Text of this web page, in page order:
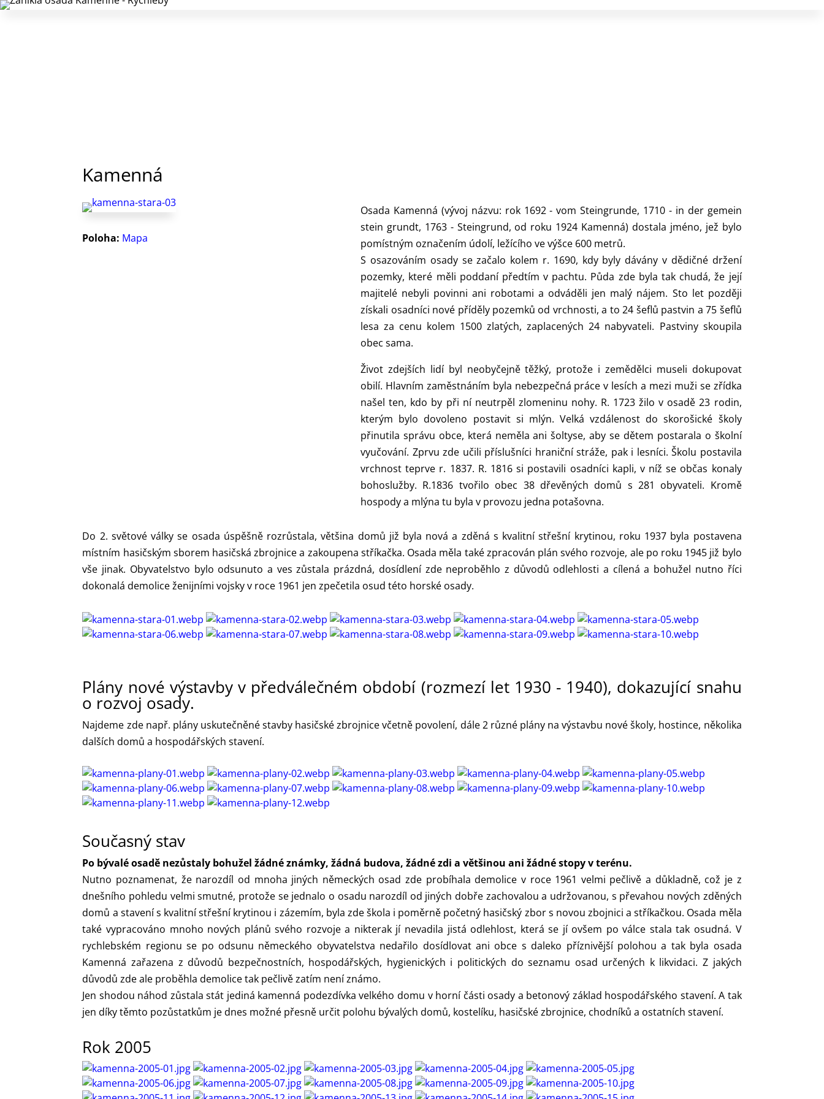
Kamenná
Poloha: Mapa
Osada Kamenná (vývoj názvu: rok 1692 - vom Steingrunde, 1710 - in der gemein
stein grundt, 1763 - Steingrund, od roku 1924 Kamenná) dostala jméno, jež bylo
pomístným označením údolí, ležícího ve výšce 600 metrů.
S osazováním osady se začalo kolem r. 1690, kdy byly dávány v dědičné držení
pozemky, které měli poddaní předtím v pachtu. Půda zde byla tak chudá, že její
majitelé nebyli povinni ani robotami a odváděli jen malý nájem. Sto let později
získali osadníci nové příděly pozemků od vrchnosti, a to 24 šeflů pastvin a 75 šeflů
lesa za cenu kolem 1500 zlatých, zaplacených 24 nabyvateli. Pastviny skoupila
obec sama.
Život zdejších lidí byl neobyčejně těžký, protože i zemědělci museli dokupovat
obilí. Hlavním zaměstnáním byla nebezpečná práce v lesích a mezi muži se zřídka
našel ten, kdo by při ní neutrpěl zlomeninu nohy. R. 1723 žilo v osadě 23 rodin,
kterým bylo dovoleno postavit si mlýn. Velká vzdálenost do skorošické školy
přinutila správu obce, která neměla ani šoltyse, aby se dětem postarala o školní
vyučování. Zprvu zde učili příslušníci hraniční stráže, pak i lesníci. Školu postavila
vrchnost teprve r. 1837. R. 1816 si postavili osadníci kapli, v níž se občas konaly
bohoslužby. R.1836 tvořilo obec 38 dřevěných domů s 281 obyvateli. Kromě
hospody a mlýna tu byla v provozu jedna potašovna.
Do 2. světové války se osada úspěšně rozrůstala, většina domů již byla nová a zděná s kvalitní střešní krytinou, roku 1937 byla postavena
místním hasičským sborem hasičská zbrojnice a zakoupena stříkačka. Osada měla také zpracován plán svého rozvoje, ale po roku 1945 již bylo
vše jinak. Obyvatelstvo bylo odsunuto a ves zůstala prázdná, dosídlení zde neproběhlo z důvodů odlehlosti a cílená a bohužel nutno říci
dokonalá demolice ženijními vojsky v roce 1961 jen zpečetila osud této horské osady.
Plány nové výstavby v předválečném období (rozmezí let 1930 - 1940), dokazující snahu
o rozvoj osady.
Najdeme zde např. plány uskutečněné stavby hasičské zbrojnice včetně povolení, dále 2 různé plány na výstavbu nové školy, hostince, několika
dalších domů a hospodářských stavení.
Současný stav
Po bývalé osadě nezůstaly bohužel žádné známky, žádná budova, žádné zdi a většinou ani žádné stopy v terénu.
Nutno poznamenat, že narozdíl od mnoha jiných německých osad zde probíhala demolice v roce 1961 velmi pečlivě a důkladně, což je z
dnešního pohledu velmi smutné, protože se jednalo o osadu narozdíl od jiných dobře zachovalou a udržovanou, s převahou nových zděných
domů a stavení s kvalitní střešní krytinou i zázemím, byla zde škola i poměrně početný hasičský zbor s novou zbojnici a stříkačkou. Osada měla
také vypracováno mnoho nových plánů svého rozvoje a nikterak jí nevadila jistá odlehlost, která se jí ovšem po válce stala tak osudná. V
rychlebském regionu se po odsunu německého obyvatelstva nedařilo dosídlovat ani obce s daleko příznivější polohou a tak byla osada
Kamenná zařazena z důvodů bezpečnostních, hospodářských, hygienických i politických do seznamu osad určených k likvidaci. Z jakých
důvodů zde ale proběhla demolice tak pečlivě zatím není známo.
Jen shodou náhod zůstala stát jediná kamenná podezdívka velkého domu v horní části osady a betonový základ hospodářského stavení. A tak
jen díky těmto pozůstatkům je dnes možné přesně určit polohu bývalých domů, kostelíku, hasičské zbrojnice, chodníků a ostatních stavení.
Rok 2005